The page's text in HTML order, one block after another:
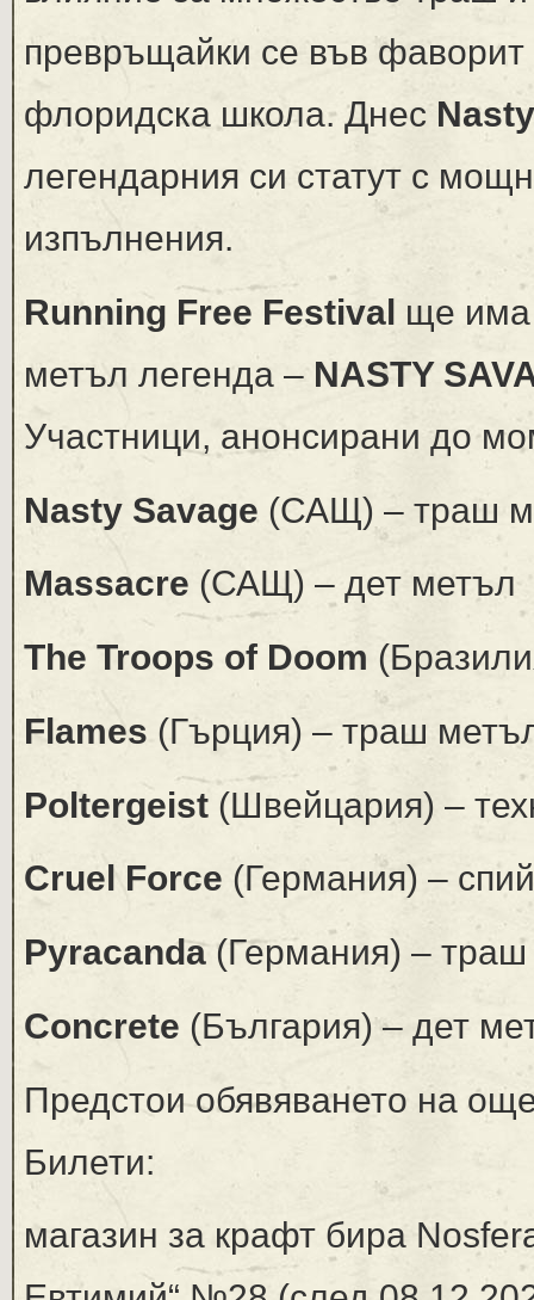
превръщайки се във
флоридска школа. Днес
легендарния си статут с
изпълнения.
Running Free Festival ще има
метъл легенда – NASTY
Участници, анонсирани до
Nasty Savage (САЩ) – траш
Massacre (САЩ) – дет метъл
The Troops of Doom
Flames (Гърция) – траш
Poltergeist (Швейцария) –
Cruel Force (Германия) –
Pyracanda(Германия) –
Concrete (България) – дет
Предстои обявяването на
Билети:
магазин за крафт бира